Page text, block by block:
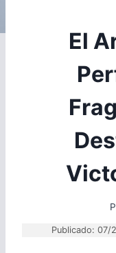
El
Publicado: 07/